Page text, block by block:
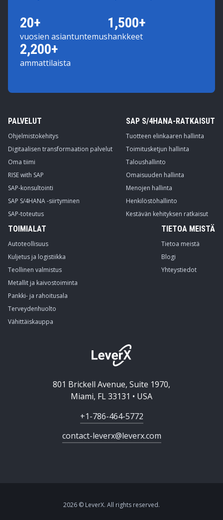
20+
vuosien asiantuntemus
1,500+
hankkeet
2,200+
ammattilaista
PALVELUT
Ohjelmistokehitys
Digitaalisen transformaation palvelut
Oma tiimi
RISE with SAP
SAP-konsultointi
SAP S/4HANA -siirtyminen
SAP-toteutus
SAP S/4HANA-RATKAISUT
Tuotteen elinkaaren hallinta
Toimitusketjun hallinta
Taloushallinto
Omaisuuden hallinta
Menojen hallinta
Henkilöstöhallinto
Kestävän kehityksen ratkaisut
TOIMIALAT
Autoteollisuus
Kuljetus ja logistiikka
Teollinen valmistus
Metallit ja kaivostoiminta
Pankki- ja rahoitusala
Terveydenhuolto
Vähittäiskauppa
TIETOA MEISTÄ
Tietoa meistä
Blogi
Yhteystiedot
801 Brickell Avenue, Suite 1970,
Miami, FL 33131 • USA
+1-786-464-5772
contact-leverx@leverx.com
2026 © LeverX. All rights reserved.